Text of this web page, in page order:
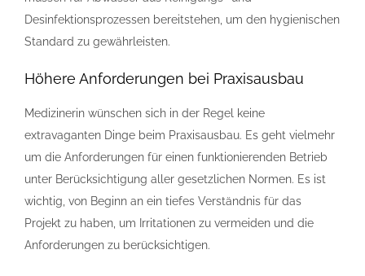
Desinfektionsprozessen bereitstehen, um den hygienischen
Standard zu gewährleisten.
Höhere Anforderungen bei Praxisausbau
Medizinerin wünschen sich in der Regel keine
extravaganten Dinge beim Praxisausbau. Es geht vielmehr
um die Anforderungen für einen funktionierenden Betrieb
unter Berücksichtigung aller gesetzlichen Normen. Es ist
wichtig, von Beginn an ein tiefes Verständnis für das
Projekt zu haben, um Irritationen zu vermeiden und die
Anforderungen zu berücksichtigen.